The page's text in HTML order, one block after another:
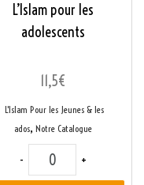
Vérité
L’Islam pour les
adolescents
11,5€
L'Islam Pour les Jeunes & les
ados, Notre Catalogue
- quantité de L'Islam
+